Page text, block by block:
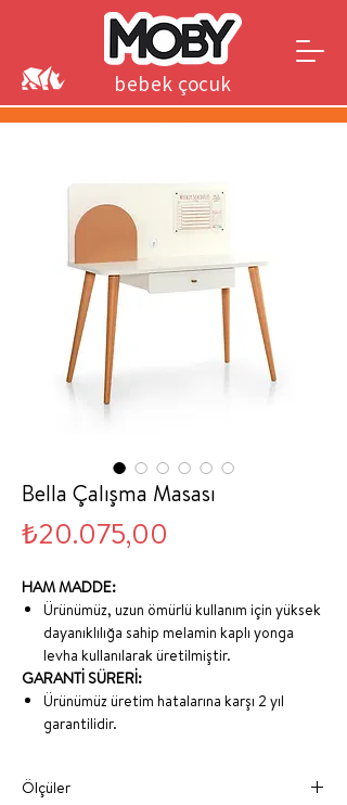
bebek çocuk
genç
Bella Çalışma Masası
₺20.075,00
HAM MADDE:
Ürünümüz, uzun ömürlü kullanım için yüksek
dayanıklılığa sahip melamin kaplı yonga
levha kullanılarak üretilmiştir.
GARANTİ SÜRERİ:
Ürünümüz üretim hatalarına karşı 2 yıl
garantilidir.
Ölçüler